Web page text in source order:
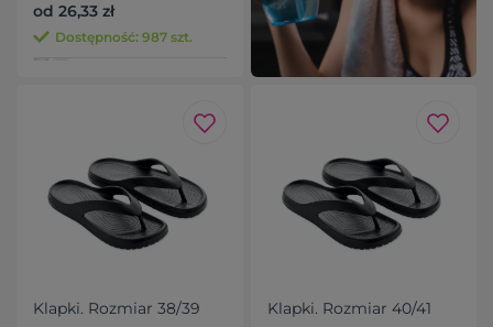
od 26,33 zł
Dostępność: 987 szt.
Klapki. Rozmiar 38/39 Klapki. Rozmiar 40/41